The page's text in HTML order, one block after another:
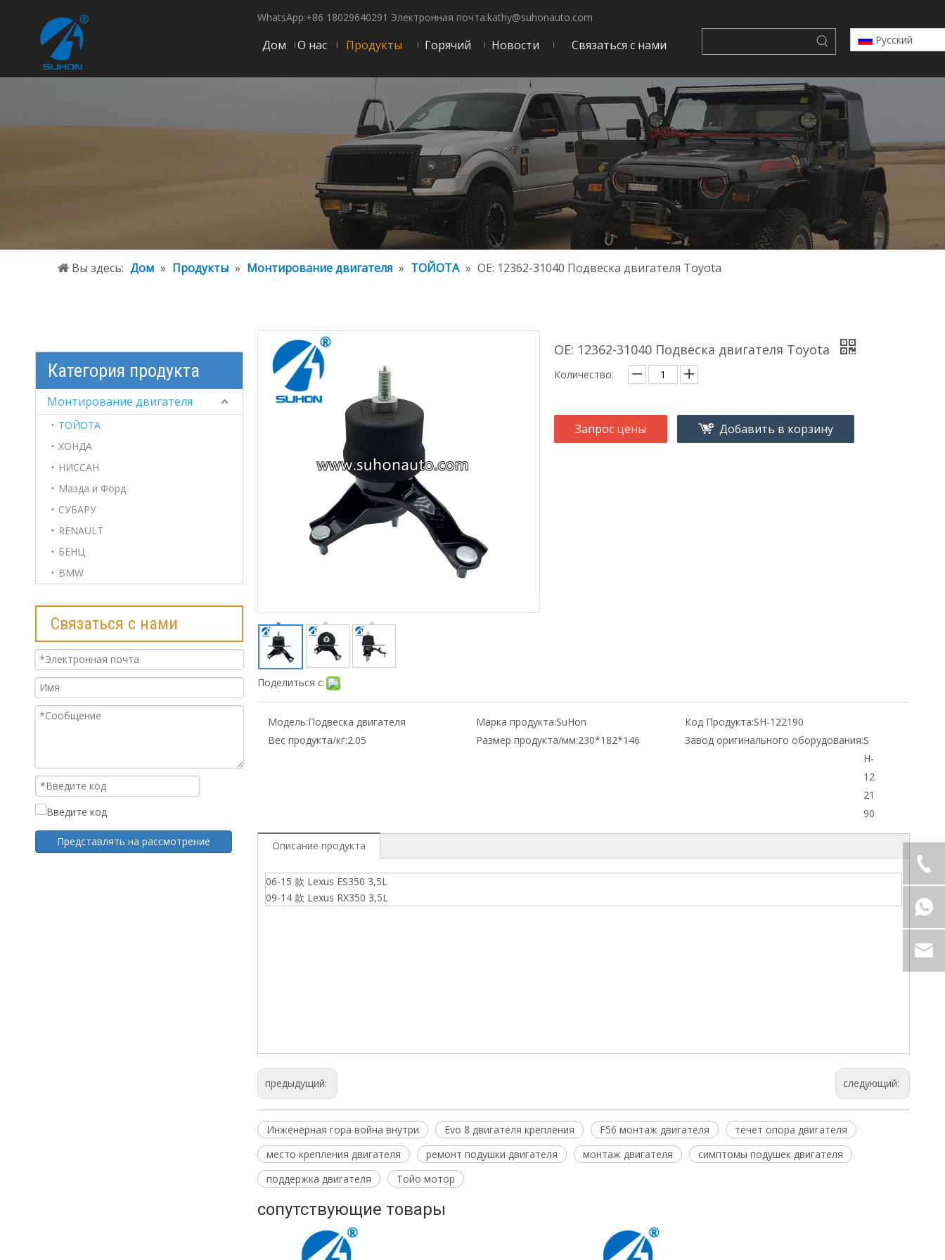
WhatsApp:+86 18029640291 Электронная почта:kathy@suhonauto.com
Дом О нас Продукты Горячий Новости Связаться с нами Pусский
Вы здесь: Дом » Продукты » Монтирование двигателя » ТОЙОТА » OE: 12362-31040 Подвеска двигателя Toyota
Категория продукта
Монтирование двигателя
ТОЙОТА
ХОНДА
НИССАН
Мазда и Форд
СУБАРУ
RENAULT
БЕНЦ
BMW
Связаться с нами
Представлять на рассмотрение
Поделиться с:
OE: 12362-31040 Подвеска двигателя Toyota
Количество:
Запрос цены Добавить в корзину
Модель:Подвеска двигателя Марка продукта:SuHon Код Продукта:SH-122190
Вес продукта/кг:2.05 Размер продукта/мм:230*182*146 Завод оригинального оборудования:S
H-
12
21
90
Описание продукта
06-15 款 Lexus ES350 3,5L
09-14 款 Lexus RX350 3,5L
предыдущий: следующий:
Инженерная гора война внутри Evo 8 двигателя крепления F56 монтаж двигателя
течет опора двигателя
место крепления двигателя
ремонт подушки двигателя монтаж двигателя
симптомы подушек двигателя
поддержка двигателя
Тойо мотор
сопутствующие товары